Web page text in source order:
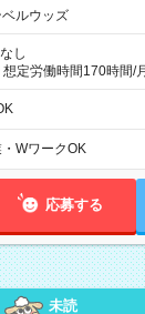
ルウッズ
し
時間170時間/月 ☆シフト例 ＊8/15～
：00～12：00 17：
トもあります！ 12：00
WワークOK
応募する
未読